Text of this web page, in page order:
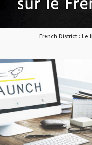
French District :